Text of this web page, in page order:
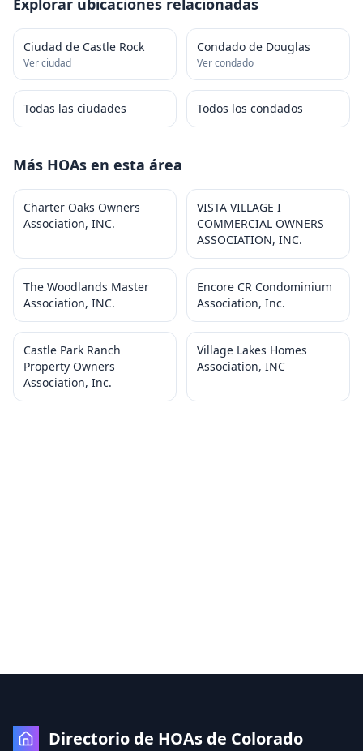
Explorar ubicaciones relacionadas
Ciudad de Castle Rock
Ver ciudad
Condado de Douglas
Ver condado
Todas las ciudades Todos los condados
Más HOAs en esta área
Charter Oaks Owners
Association, INC.
VISTA VILLAGE I
COMMERCIAL OWNERS
ASSOCIATION, INC.
The Woodlands Master
Association, INC.
Encore CR Condominium
Association, Inc.
Castle Park Ranch
Property Owners
Association, Inc.
Village Lakes Homes
Association, INC
Directorio de HOAs de Colorado